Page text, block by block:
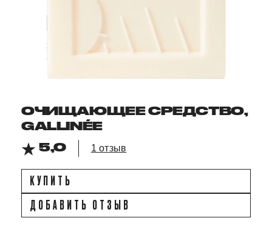
ОЧИЩАЮЩЕЕ СРЕДСТВО,
GALLINÉE
5,0
1 отзыв
КУПИТЬ
ДОБАВИТЬ ОТЗЫВ